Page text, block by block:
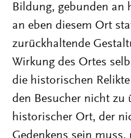
Bildung, gebunden an
an eben diesem Ort
zurückhaltende
Wirkung des Ortes
die historischen
den Besucher nicht zu
historischer Ort, der
Gedenkens sein